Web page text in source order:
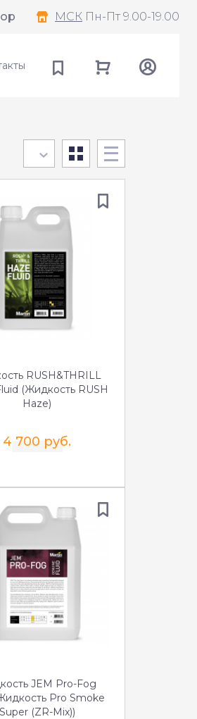
МСК Пн-Пт 9.00-19.00
RUSH&THRILL
(Жидкость RUSH
Haze)
4 700 руб.
JEM Pro-Fog
Pro Smoke
Super (ZR-Mix))